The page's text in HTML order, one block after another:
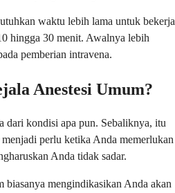
waktu lebih lama untuk bekerja
hingga 30 menit. Awalnya lebih
pemberian intravena.
Anestesi Umum?
dari kondisi apa pun. Sebaliknya, itu
perlu ketika Anda memerlukan
Anda tidak sadar.
biasanya mengindikasikan Anda akan